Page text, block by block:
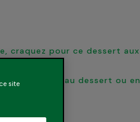
craquez pour ce dessert aux
sa fraîcheur au dessert ou en
site